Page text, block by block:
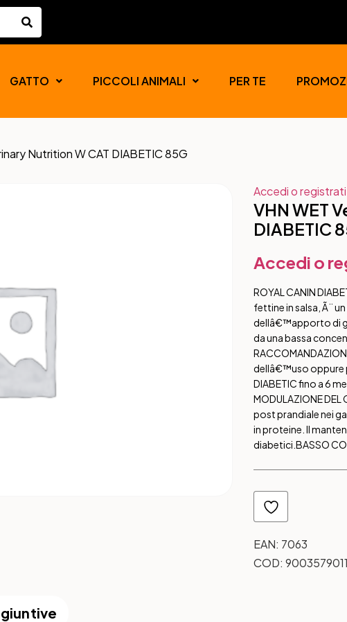
GATTO PICCOLI ANIMALI PER TE
Nutrition W CAT DIABETIC 85G
Accedi o
VHN WET
DIABETIC
Accedi o
ROYAL CANIN
fettine in salsa, Ã¨
dellâ€™apporto di
da una bassa
dellâ€™uso oppure
DIABETIC fino a 6
MODULAZIONE DEL
post prandiale nei
in proteine. Il
diabetici. BASSO
EAN: 7063
COD: